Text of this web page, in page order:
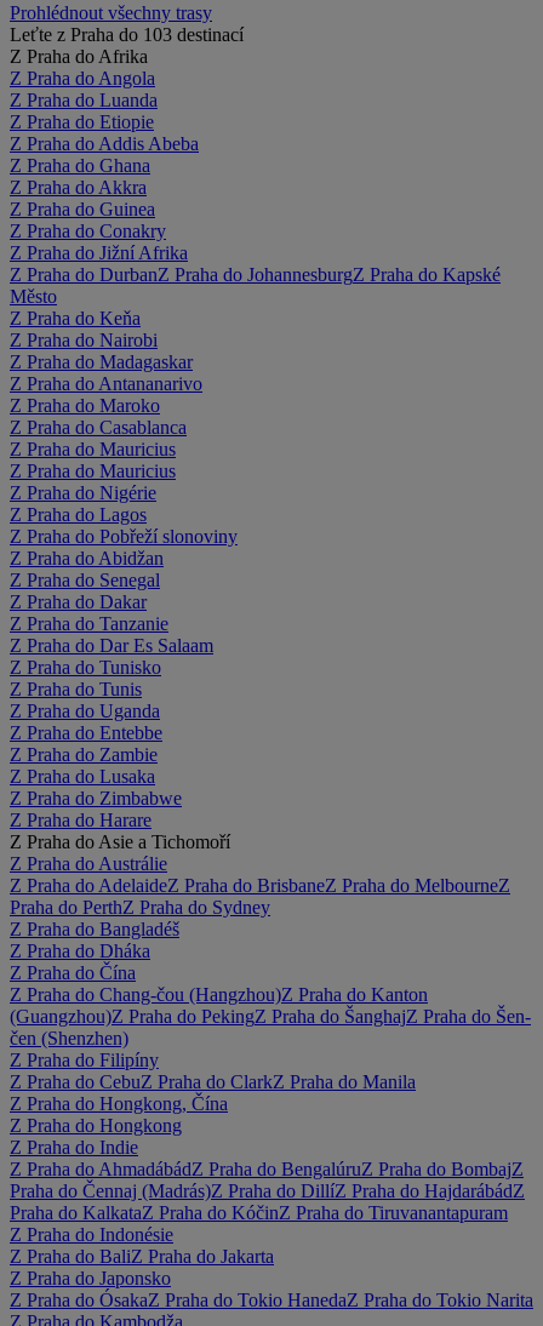
Prohlédnout všechny trasy
Leťte z Praha do 103 destinací
Z Praha do Afrika
Z Praha do Angola
Z Praha do Luanda
Z Praha do Etiopie
Z Praha do Addis Abeba
Z Praha do Ghana
Z Praha do Akkra
Z Praha do Guinea
Z Praha do Conakry
Z Praha do Jižní Afrika
Z Praha do DurbanZ Praha do JohannesburgZ Praha do Kapské
Město
Z Praha do Keňa
Z Praha do Nairobi
Z Praha do Madagaskar
Z Praha do Antananarivo
Z Praha do Maroko
Z Praha do Casablanca
Z Praha do Mauricius
Z Praha do Mauricius
Z Praha do Nigérie
Z Praha do Lagos
Z Praha do Pobřeží slonoviny
Z Praha do Abidžan
Z Praha do Senegal
Z Praha do Dakar
Z Praha do Tanzanie
Z Praha do Dar Es Salaam
Z Praha do Tunisko
Z Praha do Tunis
Z Praha do Uganda
Z Praha do Entebbe
Z Praha do Zambie
Z Praha do Lusaka
Z Praha do Zimbabwe
Z Praha do Harare
Z Praha do Asie a Tichomoří
Z Praha do Austrálie
Z Praha do AdelaideZ Praha do BrisbaneZ Praha do MelbourneZ
Praha do PerthZ Praha do Sydney
Z Praha do Bangladéš
Z Praha do Dháka
Z Praha do Čína
Z Praha do Chang-čou (Hangzhou)Z Praha do Kanton
(Guangzhou)Z Praha do PekingZ Praha do ŠanghajZ Praha do Šen-
čen (Shenzhen)
Z Praha do Filipíny
Z Praha do CebuZ Praha do ClarkZ Praha do Manila
Z Praha do Hongkong, Čína
Z Praha do Hongkong
Z Praha do Indie
Z Praha do AhmadábádZ Praha do BengalúruZ Praha do BombajZ
Praha do Čennaj (Madrás)Z Praha do DillíZ Praha do HajdarábádZ
Praha do KalkataZ Praha do KóčinZ Praha do Tiruvanantapuram
Z Praha do Indonésie
Z Praha do BaliZ Praha do Jakarta
Z Praha do Japonsko
Z Praha do ÓsakaZ Praha do Tokio HanedaZ Praha do Tokio Narita
Z Praha do Kambodža